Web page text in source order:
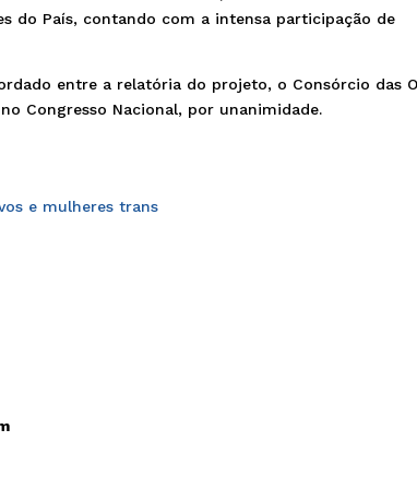
do País, contando com a intensa participação de
entre a relatória do projeto, o Consórcio das
Congresso Nacional, por unanimidade.
e mulheres trans